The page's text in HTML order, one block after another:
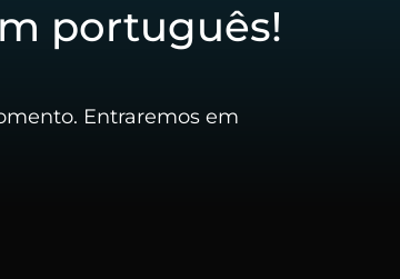
português!
Entraremos em